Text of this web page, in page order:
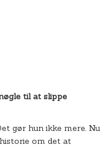
til at slippe
gør hun ikke mere. Nu
om det at